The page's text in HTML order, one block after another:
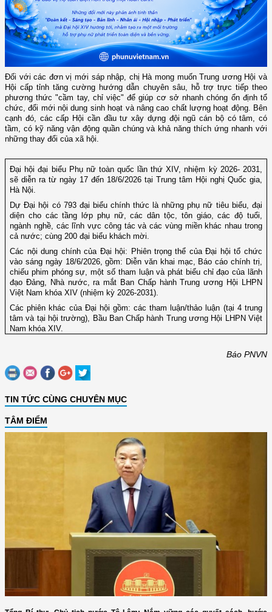
Đối với các đơn vị mới sáp nhập, chị Hà mong muốn Trung ương Hội và
Hội cấp tỉnh tăng cường hướng dẫn chuyên sâu, hỗ trợ trực tiếp theo
phương thức "cầm tay, chỉ việc" để giúp cơ sở nhanh chóng ổn định tổ
chức, đổi mới nội dung sinh hoạt và nâng cao chất lượng hoạt động. Bên
cạnh đó, các cấp Hội cần đầu tư xây dựng đội ngũ cán bộ có tâm, có
tầm, có kỹ năng vận động quần chúng và khả năng thích ứng nhanh với
những thay đổi của xã hội.
Đại hội đại biểu Phụ nữ toàn quốc lần thứ XIV, nhiệm kỳ 2026- 2031,
sẽ diễn ra từ ngày 17 đến 18/6/2026 tại Trung tâm Hội nghị Quốc gia,
Hà Nội.
Dự Đại hội có 793 đại biểu chính thức là những phụ nữ tiêu biểu, đại
diện cho các tầng lớp phụ nữ, các dân tộc, tôn giáo, các độ tuổi,
ngành nghề, các lĩnh vực công tác và các vùng miền khác nhau trong
cả nước; cùng 200 đại biểu khách mời.
Các nội dung chính của Đại hội: Phiên trọng thể của Đại hội tổ chức
vào sáng ngày 18/6/2026, gồm: Diễn văn khai mạc, Báo cáo chính trị,
chiếu phim phóng sự, một số tham luận và phát biểu chỉ đạo của lãnh
đạo Đảng, Nhà nước, ra mắt Ban Chấp hành Trung ương Hội LHPN
Việt Nam khóa XIV (nhiệm kỳ 2026-2031).
Các phiên khác của Đại hội gồm: các tham luận/thảo luận (tại 4 trung
tâm và tại hội trường), Bầu Ban Chấp hành Trung ương Hội LHPN Việt
Nam khóa XIV.
Báo PNVN
TIN TỨC CÙNG CHUYÊN MỤC
TÂM ĐIỂM